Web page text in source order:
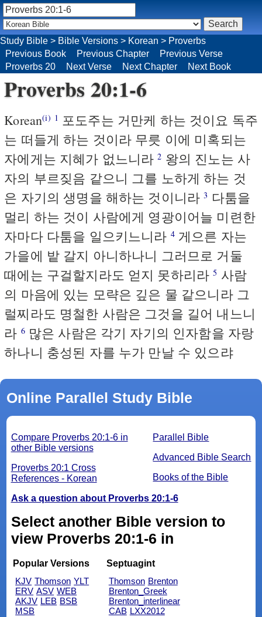
Proverbs 20:1-6
Korean(i) 1 포도주는 거만케 하는 것이요 독주
는 떠들게 하는 것이라 무릇 이에 미혹되는
자에게는 지혜가 없느니라2 왕의 진노는 사
자의 부르짖음 같으니 그를 노하게 하는 것
은 자기의 생명을 해하는 것이니라3 다툼을
멀리 하는 것이 사람에게 영광이어늘 미련한
자마다 다툼을 일으키느니라 4게으른 자는
가을에 밭 갈지 아니하나니 그러므로 거둘
때에는 구걸할지라도 얻지 못하리라5 사람
의 마음에 있는 모략은 깊은 물 같으니라 그
럴찌라도 명철한 사람은 그것을 길어 내느니
라 6많은 사람은 각기 자기의 인자함을 자랑
하나니 충성된 자를 누가 만날 수 있으랴
Online Parallel Study Bible
Parallel Bible
Advanced Bible Search
Books of the Bible
Compare Proverbs 20:1-6 in
other Bible versions
Proverbs 20:1 Cross
References - Korean
Ask a question about Proverbs 20:1-6
Select another Bible version to
view Proverbs 20:1-6 in
Popular Versions
KJV Thomson YLT
ERV ASV WEB
AKJV LEB BSB
MSB
Septuagint
Thomson Brenton
Brenton_Greek
Brenton_interlinear
CAB LXX2012
Study Bible > Bible Versions > Korean > Proverbs
Previous Book
Previous Chapter
Previous Verse
Proverbs 20
Next Verse Next Chapter Next Book